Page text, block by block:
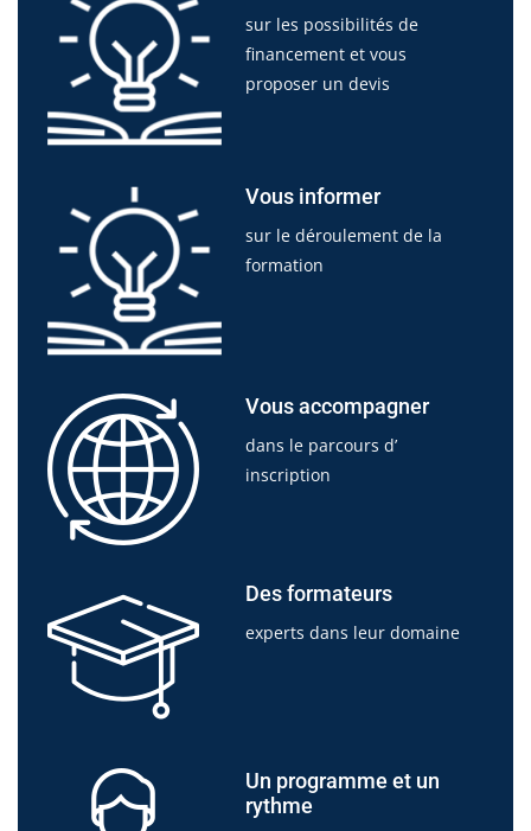
sur les possibilités de
financement et vous
proposer un devis
Vous informer
sur le déroulement de la
formation
Vous accompagner
dans le parcours d’
inscription
Des formateurs
experts dans leur domaine
Un programme et un
rythme